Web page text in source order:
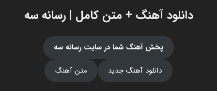
دانلود آهنگ + متن کامل | رسانه سه
پخش آهنگ شما در سایت رسانه سه
دانلود آهنگ جدید
متن آهنگ